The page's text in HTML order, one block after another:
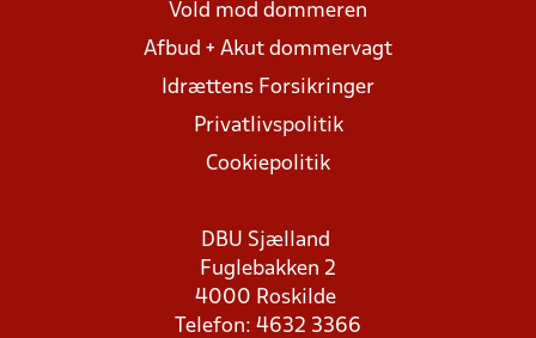
Vold mod dommeren
Afbud + Akut dommervagt
Idrættens Forsikringer
Privatlivspolitik
Cookiepolitik
DBU Sjælland
Fuglebakken 2
4000 Roskilde
Telefon: 4632 3366